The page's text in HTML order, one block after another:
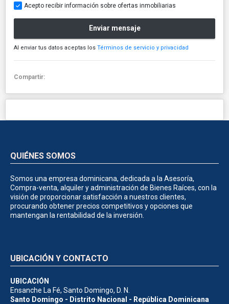
Acepto recibir información sobre ofertas inmobiliarias
Enviar mensaje
Al enviar tus datos aceptas los Términos de servicio y privacidad
Compartir:
QUIÉNES SOMOS
Somos una empresa dominicana, dedicada a la Asesoría,
Compra-venta, alquiler y administración de Bienes Raíces, con la
visión de proporcionar satisfacción a nuestros clientes,
procurando obtener precios competitivos y opciones que
mantengan la rentabilidad de la inversión.
UBICACIÓN Y CONTACTO
UBICACIÓN
Ensanche La Fé, Santo Domingo, D. N.
Santo Domingo - Distrito Nacional - República Dominicana